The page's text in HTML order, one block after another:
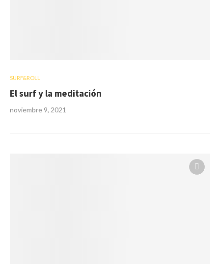
SURF&ROLL
El surf y la meditación
noviembre 9, 2021